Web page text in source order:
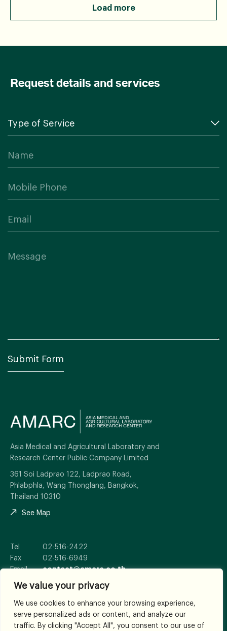
We value your privacy
We use cookies to enhance your browsing experience,
serve personalized ads or content, and analyze our
traffic. By clicking "Accept All", you consent to our use of
Load more
Request details and services
Asia Medical and Agricultural Laboratory and
Research Center Public Company Limited
361 Soi Ladprao 122, Ladprao Road,
Phlabphla, Wang Thonglang, Bangkok,
Thailand 10310
See Map
Tel
02-516-2422
Fax
02-516-6949
Email
contact@amarc.co.th
© 2026
All Rights Reserved.